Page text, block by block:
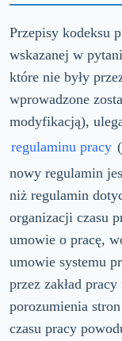
Przepisy kodeksu
wskazanej w
które nie były
wprowadzone
modyfikacją),
regulaminu pracy
nowy regulamin
niż regulamin
organizacji czasu
umowie o pracę,
umowie systemu
przez zakład
porozumienia
czasu pracy